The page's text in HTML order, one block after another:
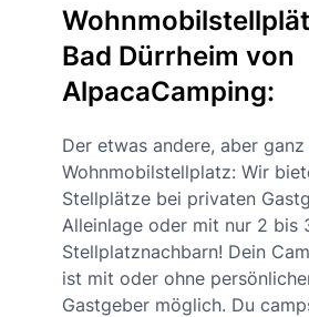
Bad Dürrheim von
AlpacaCamping:
Der etwas andere, aber
Wohnmobilstellplatz: Wir
Stellplätze bei privaten
Alleinlage oder mit nur 2 bis
Stellplatznachbarn! Dein
ist mit oder ohne
Gastgeber möglich. Du